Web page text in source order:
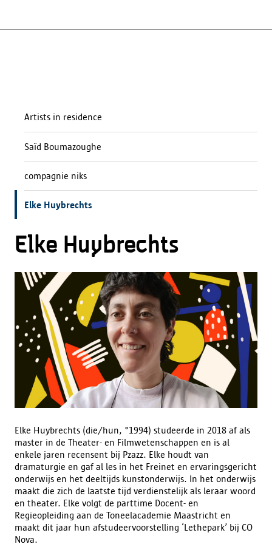
Artists in residence
Saïd Boumazoughe
compagnie niks
Elke Huybrechts
Elke Huybrechts
Elke Huybrechts (die/hun, °1994) studeerde in 2018 af als
master in de Theater- en Filmwetenschappen en is al
enkele jaren recensent bij Pzazz. Elke houdt van
dramaturgie en gaf al les in het Freinet en ervaringsgericht
onderwijs en het deeltijds kunstonderwijs. In het onderwijs
maakt die zich de laatste tijd verdienstelijk als leraar woord
en theater. Elke volgt de parttime Docent- en
Regieopleiding aan de Toneelacademie Maastricht en
maakt dit jaar hun afstudeervoorstelling ‘Lethepark’ bij CO
Nova.